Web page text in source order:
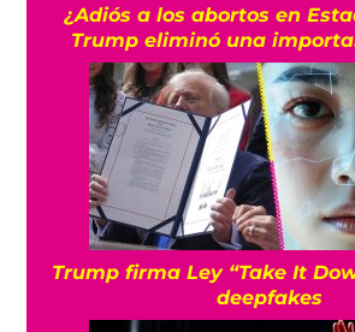
¿Adiós a los abortos en
Trump eliminó una
Trump firma Ley “Take It
deepfakes